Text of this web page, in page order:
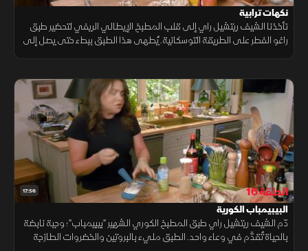
نكهات ترابية
تأخذنا الشيف ريتشيل راي إلى قلب المطبخ الإيطالي الريفي لتحضير طبق
راغو الفطر على الطريقة التوسكانية. يُطهى هذا الطبق ببطء حتى يصل إلى
17:56 الحلقة 16
البيبيمباب الكورية
دّم الشيف ريتشيل راي طبق المطبخ الكوري الشهير "بيبيمباب"؛ وجبة نابضة
بالحياة تُقدَّم في وعاء واحد. الطبق مليء بالبروتين والخضروات الطازجة